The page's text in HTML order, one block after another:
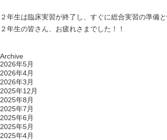
２年生は臨床実習が終了し、すぐに総合実習の準備
２年生の皆さん、お疲れさまでした！！
Archive
2026年5月
2026年4月
2026年3月
2025年12月
2025年8月
2025年7月
2025年6月
2025年5月
2025年4月